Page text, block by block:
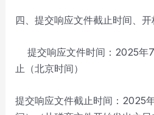
四、提交响应文件截止时间、
提交响应文件时间：2025年
止（北京时间）
提交响应文件截止时间：2025